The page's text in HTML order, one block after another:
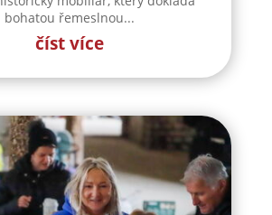
bohatou řemeslnou...
číst více